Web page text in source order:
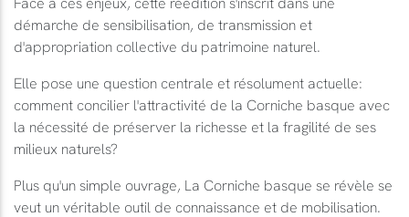
démarche de sensibilisation, de transmission et
d'appropriation collective du patrimoine naturel.
Elle pose une question centrale et résolument actuelle:
comment concilier l'attractivité de la Corniche basque avec
la nécessité de préserver la richesse et la fragilité de ses
milieux naturels?
Plus qu'un simple ouvrage, La Corniche basque se révèle se
veut un véritable outil de connaissance et de mobilisation.